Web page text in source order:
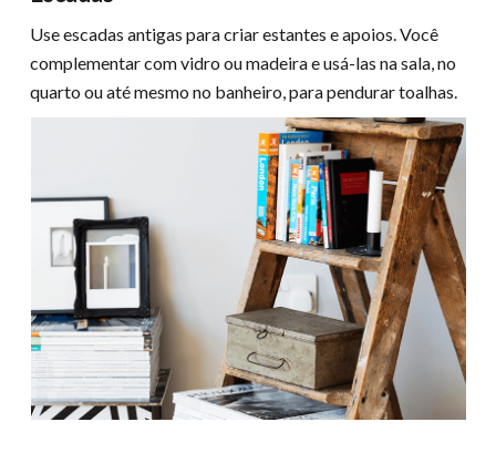
Use escadas antigas para criar estantes e apoios. Você
complementar com vidro ou madeira e usá-las na sala, no
quarto ou até mesmo no banheiro, para pendurar toalhas.